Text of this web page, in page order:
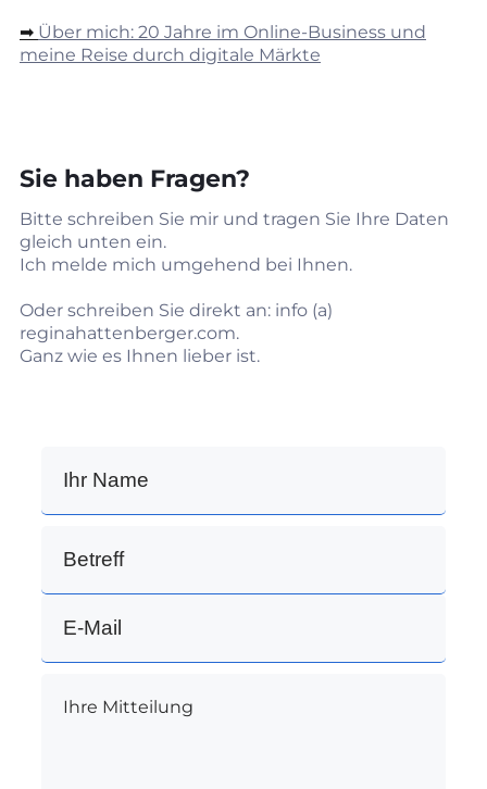
➡︎ Über mich: 20 Jahre im Online‑Business und
meine Reise durch digitale Märkte
Sie haben Fragen?
Bitte schreiben Sie mir und tragen Sie Ihre Daten
gleich unten ein.
Ich melde mich umgehend bei Ihnen.
Oder schreiben Sie direkt an: info (a)
reginahattenberger.com.
Ganz wie es Ihnen lieber ist.